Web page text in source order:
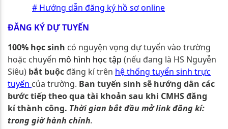
# Hướng dẫn đăng ký hồ sơ online
ĐĂNG KÝ DỰ TUYỂN
100% học sinh có nguyện vọng dự tuyển vào trường
hoặc chuyển mô hình học tập (nếu đang là HS Nguyễn
Siêu) bắt buộc đăng kí trên hệ thống tuyển sinh trực
tuyến của trường. Ban tuyển sinh sẽ hướng dẫn các
bước tiếp theo qua tài khoản sau khi CMHS đăng
kí thành công. Thời gian bắt đầu mở link đăng kí:
trong giờ hành chính.